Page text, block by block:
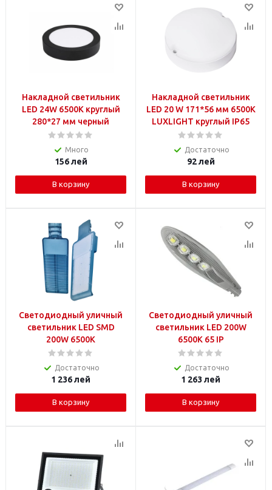
Накладной светильник
LED 24W 6500K круглый
280*27 мм черный
Много
156лей
В корзину
Накладной светильник
LED 20 W 171*56 мм 6500K
LUXLIGHT круглый IP65
Достаточно
92лей
В корзину
Светодиодный уличный
светильник LED SMD
200W 6500K
Достаточно
1 236лей
В корзину
Светодиодный уличный
светильник LED 200W
6500K 65 IP
Достаточно
1 263 лей
В корзину